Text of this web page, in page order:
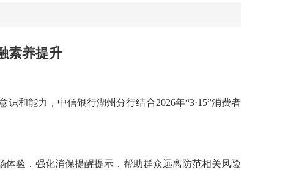
素养提升
和能力，中信银行湖州分行结合2026年“3·15”消费者
验，强化消保提醒提示，帮助群众远离防范相关风险